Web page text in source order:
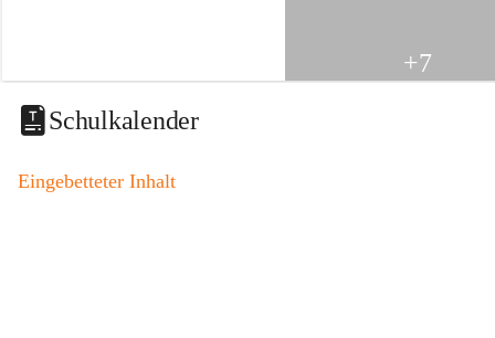
i
t
a
o
+7
Schulkalender
Eingebetteter Inhalt